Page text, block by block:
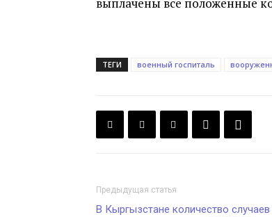
ТЕГИ военный госпиталь
Предыдущая статья
В Кыргызстане количество случаев